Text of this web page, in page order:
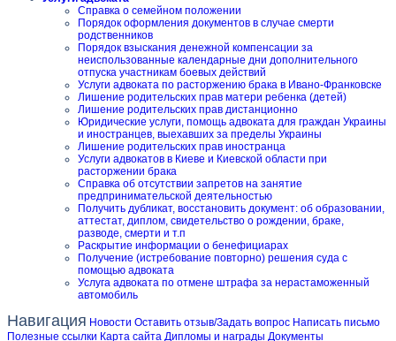
Справка о семейном положении
Порядок оформления документов в случае смерти
родственников
Порядок взыскания денежной компенсации за
неиспользованные календарные дни дополнительного
отпуска участникам боевых действий
Услуги адвоката по расторжению брака в Ивано-Франковске
Лишение родительских прав матери ребенка (детей)
Лишение родительских прав дистанционно
Юридические услуги, помощь адвоката для граждан Украины
и иностранцев, выехавших за пределы Украины
Лишение родительских прав иностранца
Услуги адвокатов в Киеве и Киевской области при
расторжении брака
Справка об отсутствии запретов на занятие
предпринимательской деятельностью
Получить дубликат, восстановить документ: об образовании,
аттестат, диплом, свидетельство о рождении, браке,
разводе, смерти и т.п
Раскрытие информации о бенефициарах
Получение (истребование повторно) решения суда с
помощью адвоката
Услуга адвоката по отмене штрафа за нерастаможенный
автомобиль
Навигация Новости Оставить отзыв/Задать вопрос Написать письмо
Полезные ссылки Карта сайта Дипломы и награды Документы